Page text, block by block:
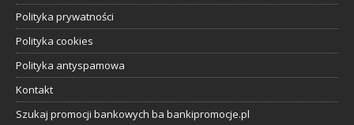
Polityka prywatności
Polityka cookies
Polityka antyspamowa
Kontakt
Szukaj promocji bankowych ba bankipromocje.pl